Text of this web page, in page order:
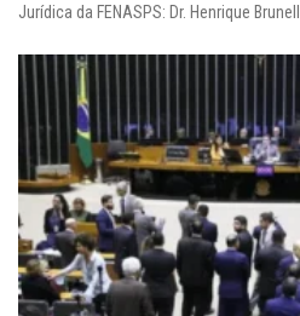
Jurídica da FENASPS: Dr. Henrique